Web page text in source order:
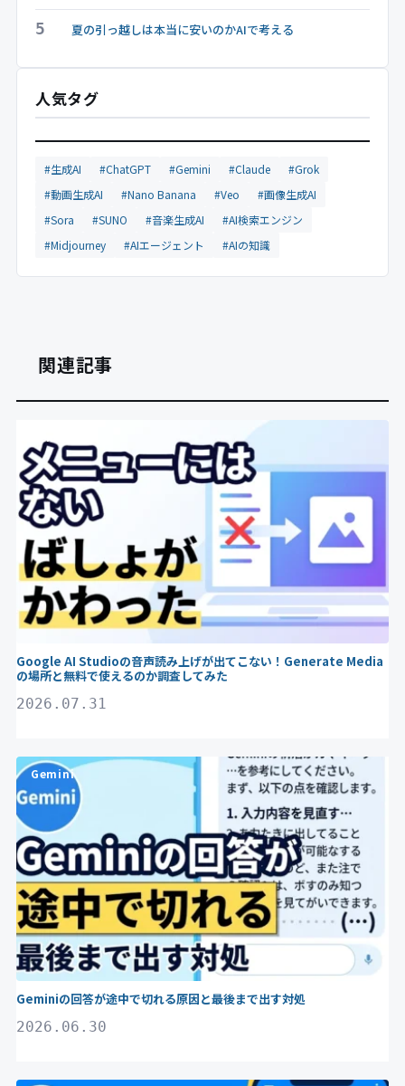
5 夏の引っ越しは本当に安いのかAIで考える
人気タグ
#生成AI #ChatGPT #Gemini #Claude
#Grok
#動画生成AI
#Nano Banana #Veo
#画像生成AI
#Sora
#SUNO #音楽生成AI
#AI検索エンジン
#Midjourney
#AIエージェント #AIの知識
関連記事
Google AI Studioの音声読み上げが出てこない！Generate Media
の場所と無料で使えるのか調査してみた
2026.07.31
Gemini
Geminiの回答が途中で切れる原因と最後まで出す対処
2026.06.30